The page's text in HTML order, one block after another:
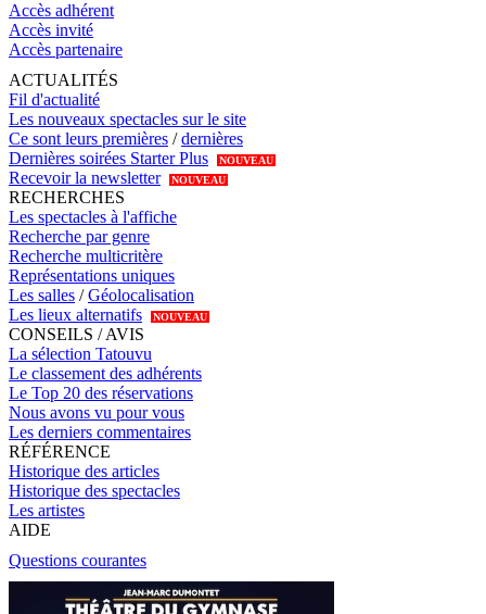
Accès adhérent
Accès invité
Accès partenaire
ACTUALITÉS
Fil d'actualité
Les nouveaux spectacles sur le site
Ce sont leurs premières /dernières
Dernières soirées Starter Plus
NOUVEAU
Recevoir la newsletter NOUVEAU
RECHERCHES
Les spectacles à l'affiche
Recherche par genre
Recherche multicritère
Représentations uniques
Les salles /Géolocalisation
Les lieux alternatifs
NOUVEAU
CONSEILS / AVIS
La sélection Tatouvu
Le classement des adhérents
Le Top 20 des réservations
Nous avons vu pour vous
Les derniers commentaires
RÉFÉRENCE
Historique des articles
Historique des spectacles
Les artistes
AIDE
Questions courantes